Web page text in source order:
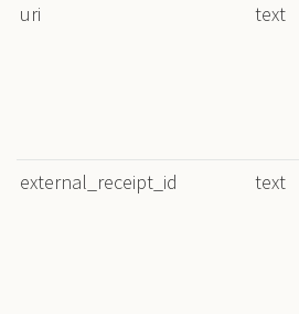
uri
text
external_receipt_id
text